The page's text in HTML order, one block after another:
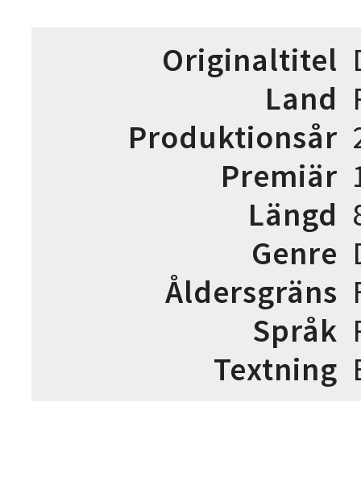
Originaltitel
Land
Produktionsår
Premiär
Längd
Genre
Åldersgräns
Språk
Textning